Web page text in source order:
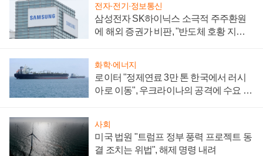
전자·전기·정보통신
삼성전자 SK하이닉스 소극적 주주환원
에 해외 증권가 비판, "반도체 호황 지속
화학·에너지
로이터 "정제연료 3만 톤 한국에서 러시
아로 이동", 우크라이나의 공격에 수요 늘
사회
미국 법원 "트럼프 정부 풍력 프로젝트 동
결 조치는 위법", 해제 명령 내려